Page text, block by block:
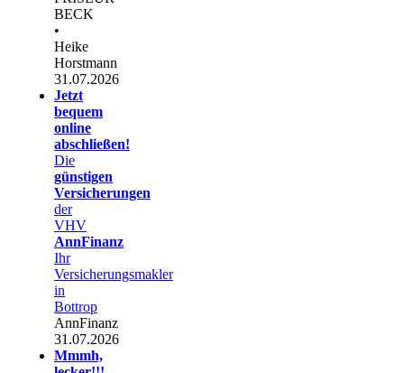
BECK
•
Heike
Horstmann
31.07.2026
Jetzt
bequem
online
abschließen!
Die
günstigen
Versicherungen
der
VHV
AnnFinanz
Ihr
Versicherungsmakler
in
Bottrop
AnnFinanz
31.07.2026
Mmmh,